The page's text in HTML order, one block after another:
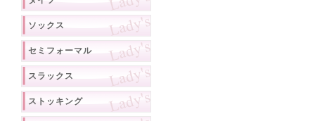
ソックス
セミフォーマル
スラックス
ストッキング